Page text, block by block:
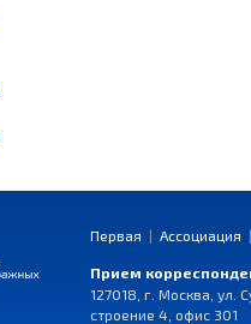
Первая | Ассоциация |
Прием
127018, г. Москва, ул.
строение 4, офис 301